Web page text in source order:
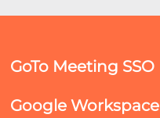
GoTo Meeting SSO
Google Workspace